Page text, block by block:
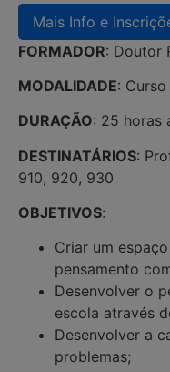
Mais Info e
FORMADOR: Doutor
MODALIDADE:
DURAÇÃO: 25 horas
DESTINATÁRIOS:
910, 920, 930
OBJETIVOS:
Criar um
pensamento
Desenvolver o
escola através
Desenvolver a
problemas;